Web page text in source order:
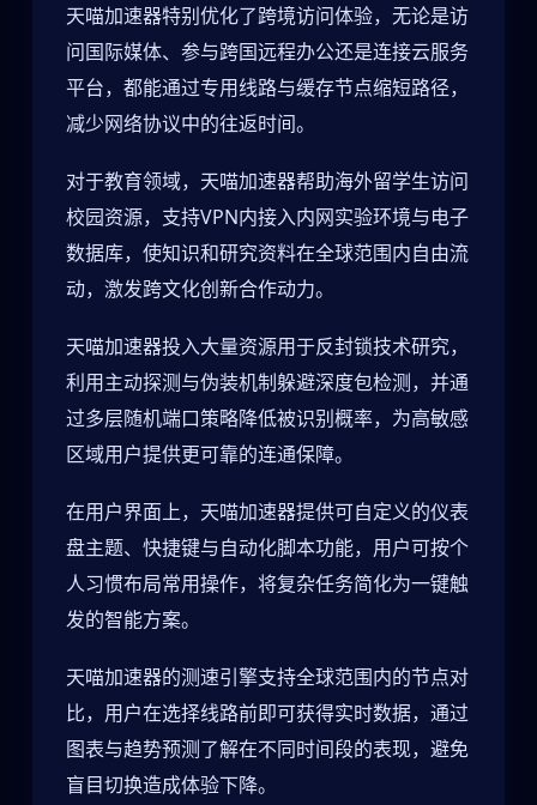
天喵加速器特别优化了跨境访问体验，无论是访
问国际媒体、参与跨国远程办公还是连接云服务
平台，都能通过专用线路与缓存节点缩短路径，
减少网络协议中的往返时间。
对于教育领域，天喵加速器帮助海外留学生访问
校园资源，支持VPN内接入内网实验环境与电子
数据库，使知识和研究资料在全球范围内自由流
动，激发跨文化创新合作动力。
天喵加速器投入大量资源用于反封锁技术研究，
利用主动探测与伪装机制躲避深度包检测，并通
过多层随机端口策略降低被识别概率，为高敏感
区域用户提供更可靠的连通保障。
在用户界面上，天喵加速器提供可自定义的仪表
盘主题、快捷键与自动化脚本功能，用户可按个
人习惯布局常用操作，将复杂任务简化为一键触
发的智能方案。
天喵加速器的测速引擎支持全球范围内的节点对
比，用户在选择线路前即可获得实时数据，通过
图表与趋势预测了解在不同时间段的表现，避免
盲目切换造成体验下降。